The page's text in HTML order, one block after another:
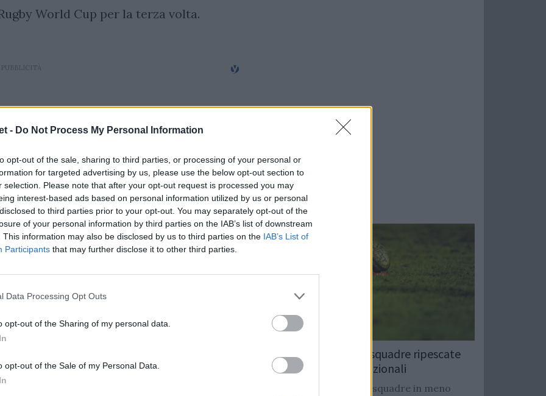
- Do Not Process My Personal Information
opt-out of the sale, sharing to third parties, or processing of your personal or
for targeted advertising by us, please use the below opt-out section to
selection. Please note that after your opt-out request is processed you may
interest-based ads based on personal information utilized by us or personal
to third parties prior to your opt-out. You may separately opt-out of the
of your personal information by third parties on the IAB’s list of downstream
This information may also be disclosed by us to third parties on the IAB’s List of
Participants that may further disclose it to other third parties.
Data Processing Opt Outs
opt-out of the Sharing of my personal data.
opt-out of the Sale of my Personal Data.
World Cup per la terza volta.
Rugby: Record di squadre ripescate
nei campionati nazionali
Si stimano oltre 20 squadre in meno